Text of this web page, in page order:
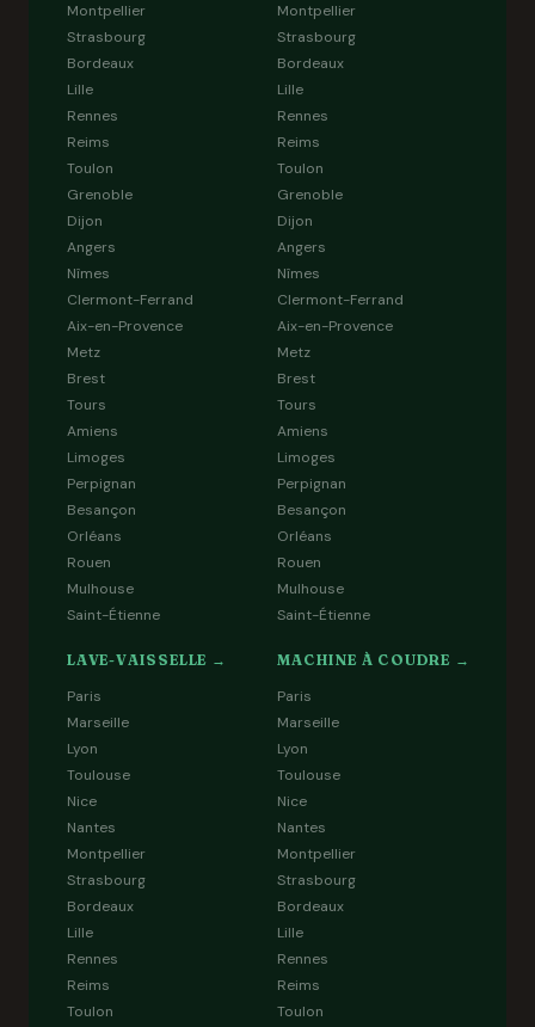
Montpellier
Strasbourg
Bordeaux
Lille
Rennes
Reims
Toulon
Grenoble
Dijon
Angers
Nîmes
Clermont-Ferrand
Aix-en-Provence
Metz
Brest
Tours
Amiens
Limoges
Perpignan
Besançon
Orléans
Rouen
Mulhouse
Saint-Étienne
Montpellier
Strasbourg
Bordeaux
Lille
Rennes
Reims
Toulon
Grenoble
Dijon
Angers
Nîmes
Clermont-Ferrand
Aix-en-Provence
Metz
Brest
Tours
Amiens
Limoges
Perpignan
Besançon
Orléans
Rouen
Mulhouse
Saint-Étienne
LAVE-VAISSELLE →
Paris
Marseille
Lyon
Toulouse
Nice
Nantes
Montpellier
Strasbourg
Bordeaux
Lille
Rennes
Reims
Toulon
MACHINE À COUDRE →
Paris
Marseille
Lyon
Toulouse
Nice
Nantes
Montpellier
Strasbourg
Bordeaux
Lille
Rennes
Reims
Toulon